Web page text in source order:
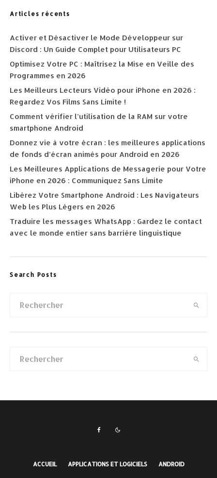
Articles récents
Activer et Désactiver le Mode Développeur sur
Discord : Un Guide Complet pour Utilisateurs PC
Optimisez Votre PC : Maîtrisez la Mise en Veille des
Programmes en 2026
Les Meilleurs Lecteurs Vidéo pour iPhone en 2026 :
Regardez Vos Films Sans Limite !
Comment vérifier l’utilisation de la RAM sur votre
smartphone Android
Donnez vie à votre écran : les meilleures applications
de fonds d’écran animés pour Android en 2026
Les Meilleures Applications de Messagerie pour Votre
iPhone en 2026 : Communiquez Sans Limite
Libérez Votre Smartphone Android : Les Navigateurs
Web les Plus Légers en 2026
Traduire les messages WhatsApp : Gardez le contact
avec le monde entier sans barrière linguistique
Search Posts
ACCUEIL APPLICATIONS ET LOGICIELS ANDROID